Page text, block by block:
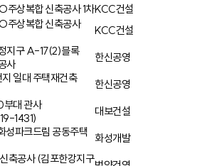
주상복합 신축공사 1차KCC건설
주상복합 신축공사
KCC건설
지구 A-17(2)블록
사
한신공영
일대 주택재건축
한신공영
대 관사
1431)
대보건설
파크드림 공동주택 화성개발
축공사 (김포한강지구